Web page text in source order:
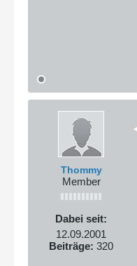
Thommy
Member
Dabei seit:
12.09.2001
Beiträge: 320